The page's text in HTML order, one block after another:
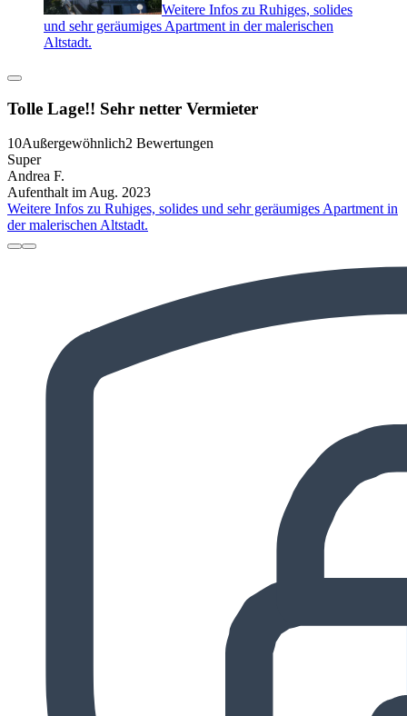
Weitere Infos zu Ruhiges, solides
und sehr geräumiges Apartment in der malerischen
Altstadt.
Tolle Lage!! Sehr netter Vermieter
10Außergewöhnlich2 Bewertungen
Super
Andrea F.
Aufenthalt im Aug. 2023
Weitere Infos zu Ruhiges, solides und sehr geräumiges Apartment in
der malerischen Altstadt.